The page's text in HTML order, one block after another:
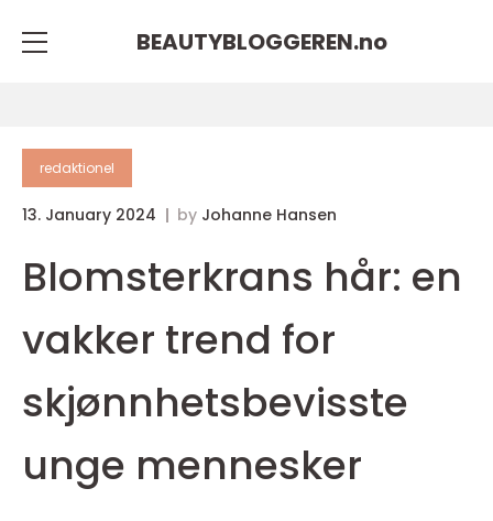
BEAUTYBLOGGEREN.no
redaktionel
13. January 2024 by Johanne Hansen
Blomsterkrans hår: en
vakker trend for
skjønnhetsbevisste
unge mennesker